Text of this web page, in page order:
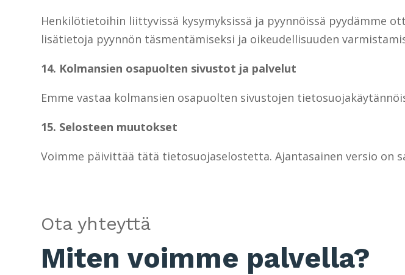
Henkilötietoihin liittyvissä kysymyksissä ja pyynnöissä pyydämme
lisätietoja pyynnön täsmentämiseksi ja oikeudellisuuden
14. Kolmansien osapuolten sivustot ja palvelut
Emme vastaa kolmansien osapuolten sivustojen
15. Selosteen muutokset
Voimme päivittää tätä tietosuojaselostetta. Ajantasainen versio on
Ota yhteyttä
Miten voimme palvella?